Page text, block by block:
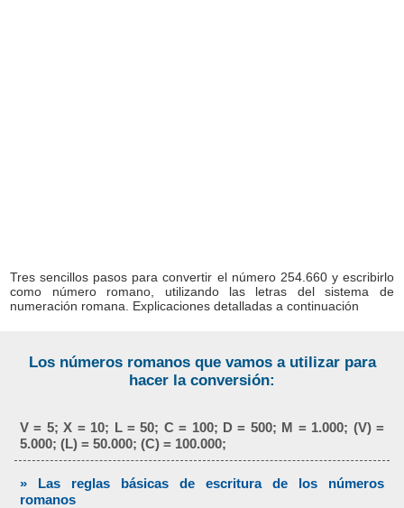
Tres sencillos pasos para convertir el número 254.660 y escribirlo
como número romano, utilizando las letras del sistema de
numeración romana. Explicaciones detalladas a continuación
Los números romanos que vamos a utilizar para
hacer la conversión:
V = 5; X = 10; L = 50; C = 100; D = 500; M = 1.000; (V) =
5.000; (L) = 50.000; (C) = 100.000;
» Las reglas básicas de escritura de los números
romanos